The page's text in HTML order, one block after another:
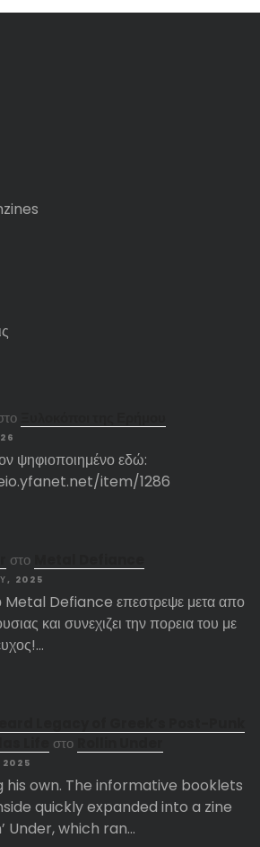
ψηφιοποιημένο εδώ:
item/1286
στο
2025
Metal Defiance επεστρεψε μετα απο
και συνεχιζει την πορεια του με
στο
his own. The informative booklets
quickly expanded into a zine
Under, which ran…